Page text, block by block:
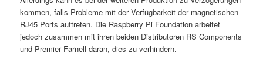
kommen, falls Probleme mit der Verfügbarkeit der magnetischen
RJ45 Ports auftreten. Die Raspberry Pi Foundation arbeitet
jedoch zusammen mit ihren beiden Distributoren RS Components
und Premier Farnell daran, dies zu verhindern.